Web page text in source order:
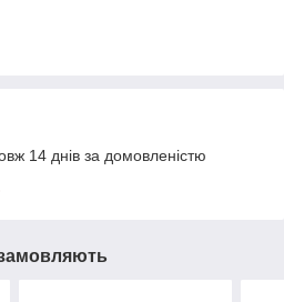
14 днів за домовленістю